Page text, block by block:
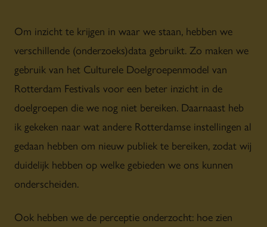
Om inzicht te krijgen in waar we staan, hebben we
verschillende (onderzoeks)data gebruikt. Zo maken we
gebruik van het Culturele Doelgroepenmodel van
Rotterdam Festivals voor een beter inzicht in de
doelgroepen die we nog niet bereiken. Daarnaast heb
ik gekeken naar wat andere Rotterdamse instellingen al
gedaan hebben om nieuw publiek te bereiken, zodat wij
duidelijk hebben op welke gebieden we ons kunnen
onderscheiden.
Ook hebben we de perceptie onderzocht: hoe zien